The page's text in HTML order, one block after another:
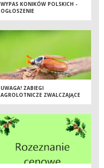
WYPAS KONIKÓW POLSKICH -
OGŁOSZENIE
UWAGA! ZABIEGI
AGROLOTNICZE ZWALCZAJĄCE